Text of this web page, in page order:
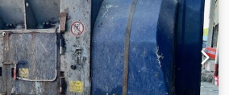
capaciteit was 13 ton per uur,
veilige papiervernietiging. De
zijn plaats en draait nog.
zijn voor rekening van de koper. De
elders, dus wij behouden ons het